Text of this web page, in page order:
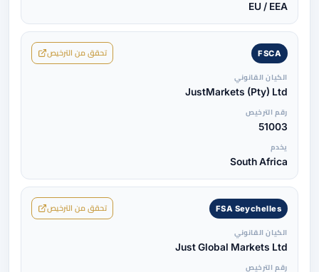
EU / EEA
FSCA تحقق من الترخيص
الكيان القانوني
JustMarkets (Pty) Ltd
رقم الترخيص
51003
يخدم
South Africa
FSA Seychelles تحقق من الترخيص
الكيان القانوني
Just Global Markets Ltd
رقم الترخيص